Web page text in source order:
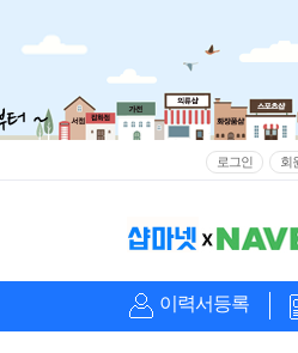
로그인 회
이력서등록